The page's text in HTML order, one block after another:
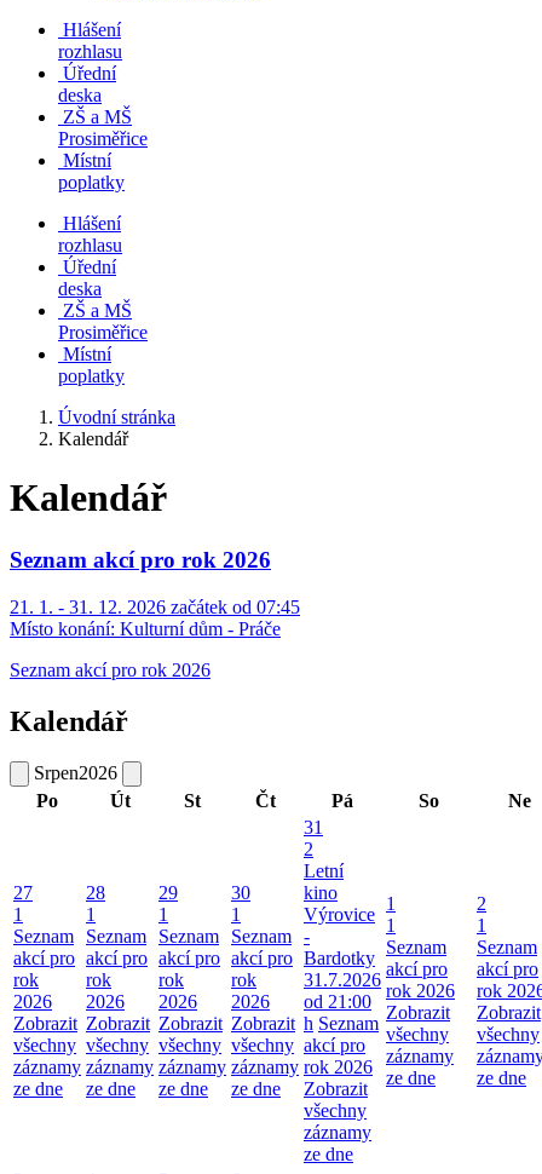
Hlášení
rozhlasu
Úřední
deska
ZŠ a MŠ
Prosiměřice
Místní
poplatky
Hlášení
rozhlasu
Úřední
deska
ZŠ a MŠ
Prosiměřice
Místní
poplatky
Úvodní stránka
Kalendář
Kalendář
Seznam akcí pro rok 2026
21. 1. - 31. 12. 2026 začátek od 07:45
Místo konání: Kulturní dům - Práče
Seznam akcí pro rok 2026
Kalendář
Srpen2026
Po
Út St Čt Pá So Ne
27
1
Seznam
akcí pro
rok
2026
Zobrazit
všechny
záznamy
ze dne
28
1
Seznam
akcí pro
rok
2026
Zobrazit
všechny
záznamy
ze dne
29
1
Seznam
akcí pro
rok
2026
Zobrazit
všechny
záznamy
ze dne
30
1
Seznam
akcí pro
rok
2026
Zobrazit
všechny
záznamy
ze dne
31
2
Letní
kino
Výrovice
-
Bardotky
31.7.2026
od 21:00
h Seznam
akcí pro
rok 2026
Zobrazit
všechny
záznamy
ze dne
1
1
Seznam
akcí pro
rok 2026
Zobrazit
všechny
záznamy
ze dne
2
1
Seznam
akcí pro
rok
Zobrazit
všechny
ze dne